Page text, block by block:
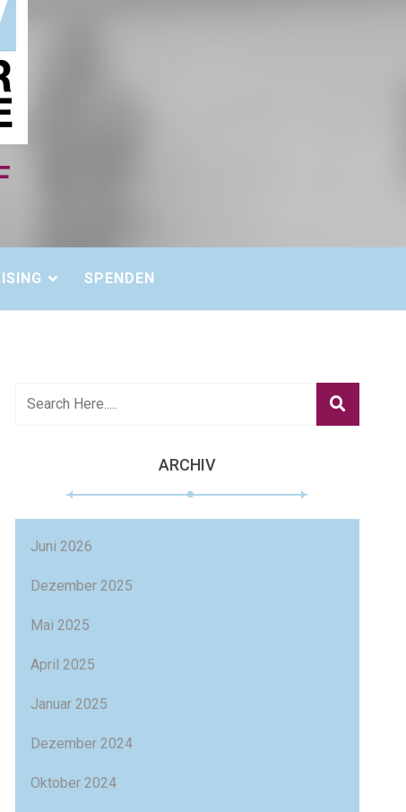
SPENDEN
ARCHIV
Juni 2026
Dezember 2025
Mai 2025
April 2025
Januar 2025
Dezember 2024
Oktober 2024